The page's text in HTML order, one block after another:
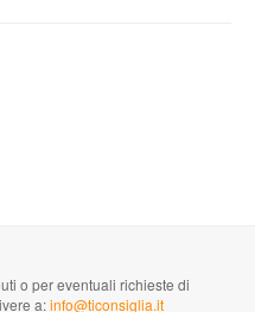
di muffa si possono mangiare?
di 220 m2, occorre
o per eventuali richieste di
a:info@ticonsiglia.it